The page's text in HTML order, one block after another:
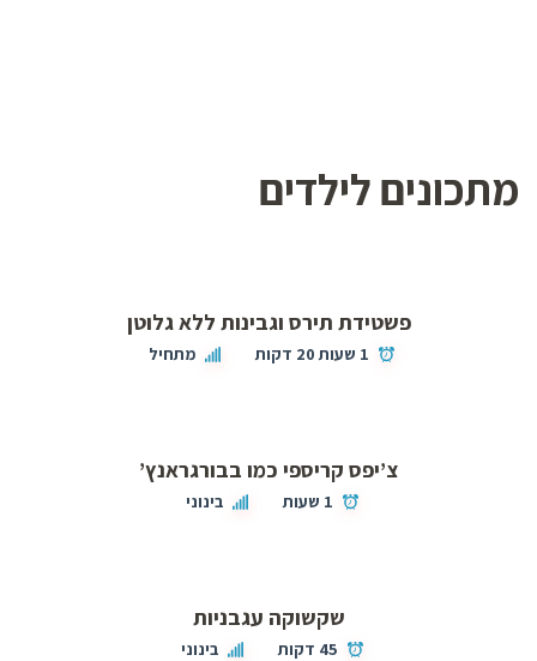
מתכונים לילדים
פשטידת תירס וגבינות ללא גלוטן
1 שעות 20 דקות מתחיל
צ’יפס קריספי כמו בבורגראנץ’
1 שעות בינוני
שקשוקה עגבניות
45 דקות בינוני